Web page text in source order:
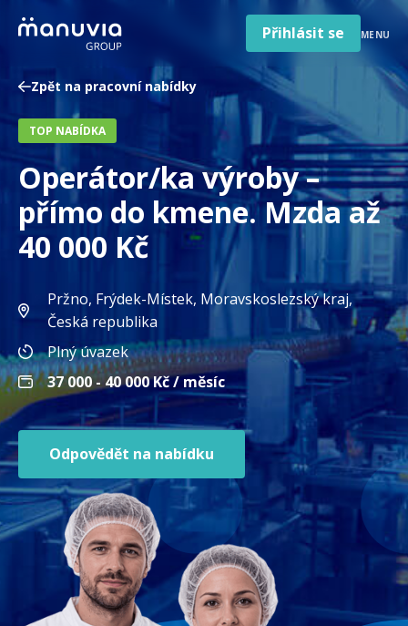
Pro firmy a zaměstnavatele
O nás
Čeština
Česká republika
Země
/
region
Přihlásit se MENU
Zpět na pracovní nabídky
TOP NABÍDKA
Operátor/ka výroby –
přímo do kmene. Mzda až
40 000 Kč
Pržno, Frýdek-Místek, Moravskoslezský kraj,
Česká republika
Plný úvazek
37 000 - 40 000Kč / měsíc
Odpovědět na nabídku